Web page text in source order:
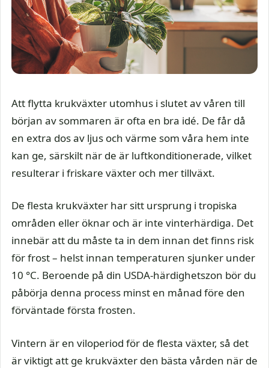
Att flytta krukväxter utomhus i slutet av våren till
början av sommaren är ofta en bra idé. De får då
en extra dos av ljus och värme som våra hem inte
kan ge, särskilt när de är luftkonditionerade, vilket
resulterar i friskare växter och mer tillväxt.
De flesta krukväxter har sitt ursprung i tropiska
områden eller öknar och är inte vinterhärdiga. Det
innebär att du måste ta in dem innan det finns risk
för frost – helst innan temperaturen sjunker under
10 °C. Beroende på din USDA-härdighetszon bör du
påbörja denna process minst en månad före den
förväntade första frosten.
Vintern är en viloperiod för de flesta växter, så det
är viktigt att ge krukväxter den bästa vården när de